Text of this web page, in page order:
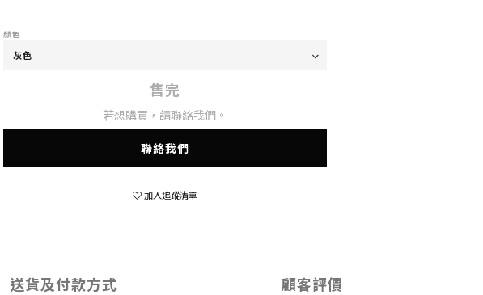
顏色
售完
若想購買，請聯絡我們。
聯絡我們
加入追蹤清單
送貨及付款方式 顧客評價